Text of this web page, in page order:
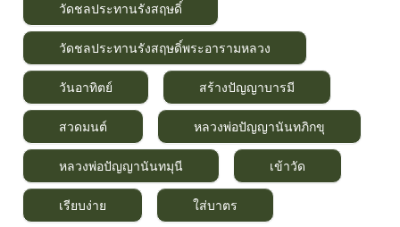
วัดชลประทานรังสฤษดิ์
วัดชลประทานรังสฤษดิ์พระอารามหลวง
วันอาทิตย์ สร้างปัญญาบารมี
สวดมนต์ หลวงพ่อปัญญานันทภิกขุ
หลวงพ่อปัญญานันทมุนี เข้าวัด
เรียบง่าย ใส่บาตร